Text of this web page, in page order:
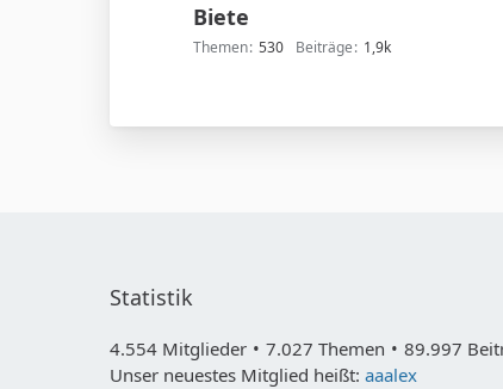
Biete
Themen 530 Beiträge 1,9k
Statistik
4.554 Mitglieder 7.027 Themen
89.997
Unser neuestes Mitglied heißt: aaalex